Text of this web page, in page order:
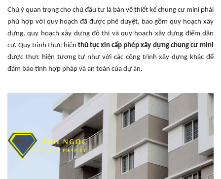
Chú ý quan trọng cho chủ đầu tư là bản vẽ thiết kế chung cư mini phải
phù hợp với quy hoạch đã được phê duyệt, bao gồm quy hoạch xây
dựng, quy hoạch xây dựng đô thị và quy hoạch xây dựng điểm dân
cư. Quy trình thực hiện thủ tục xin cấp phép xây dựng chung cư mini
được thực hiện tương tự như với các công trình xây dựng khác để
đảm bảo tính hợp pháp và an toàn của dự án.